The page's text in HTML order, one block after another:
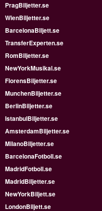
PragBiljetter.se
WienBiljetter.se
BarcelonaBiljett.se
TransferExperten.se
RomBiljetter.se
NewYorkMusikal.se
FlorensBiljetter.se
MunchenBiljetter.se
BerlinBiljetter.se
IstanbulBiljetter.se
AmsterdamBiljetter.se
MilanoBiljetter.se
BarcelonaFotboll.se
MadridFotboll.se
MadridBiljetter.se
NewYorkBiljett.se
LondonBiljett.se